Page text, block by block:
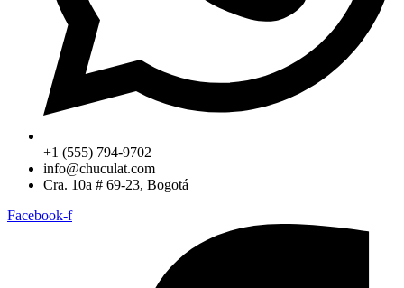
+1 (555) 794-9702
info@chuculat.com
Cra. 10a # 69-23, Bogotá
Facebook-f